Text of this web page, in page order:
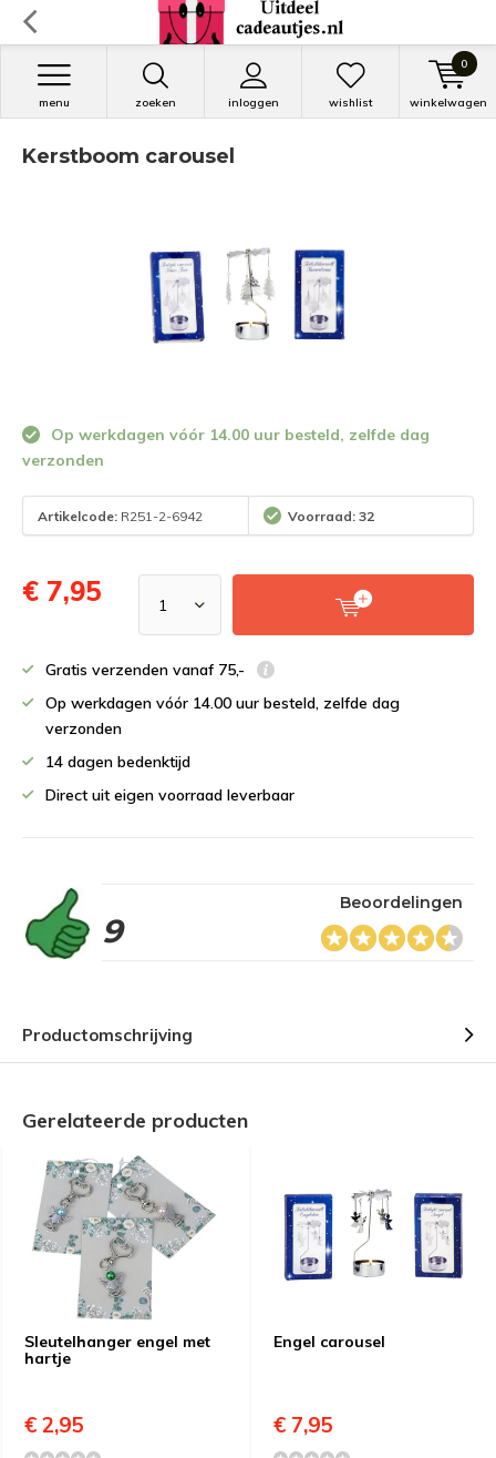
zoeken inloggen
menu wishlist winkelwagen
0
Kerstboom carousel
Op werkdagen vóór 14.00 uur besteld, zelfde dag
verzonden
Artikelcode: R251-2-6942 Voorraad: 32
€ 7,95
Gratis verzenden vanaf 75,-
Op werkdagen vóór 14.00 uur besteld, zelfde dag
verzonden
14 dagen bedenktijd
Direct uit eigen voorraad leverbaar
9
Beoordelingen
Productomschrijving
Gerelateerde producten
Sleutelhanger engel met
hartje
€ 2,95
Engel carousel
€ 7,95